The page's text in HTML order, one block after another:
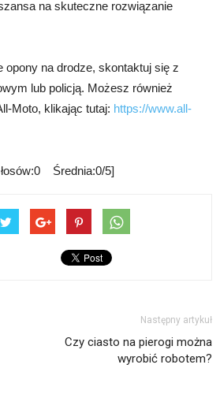
na skuteczne rozwiązanie
opony na drodze, skontaktuj się z
lub policją. Możesz również
Moto, klikając tutaj: https://www.all-
Średnia:0/5]
Następny artykuł
Czy ciasto na pierogi można
wyrobić robotem?